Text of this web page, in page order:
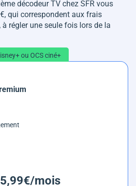
décodeur TV chez SFR vous
qui correspondent aux frais
régler une seule fois lors de la
ou OCS ciné+
mois